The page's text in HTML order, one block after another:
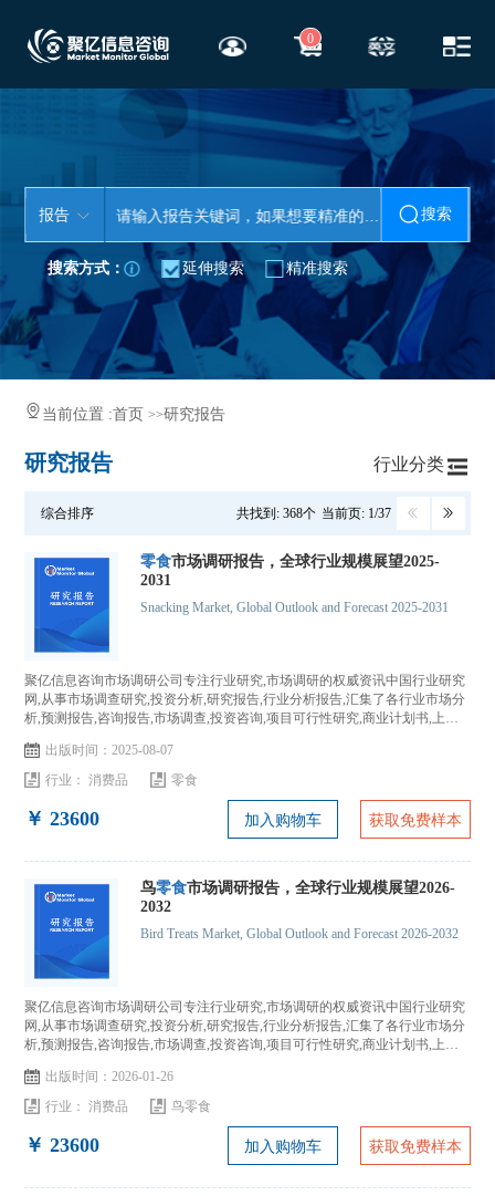
0
报告 搜索
搜索方式： 延伸搜索 精准搜索
当前位置 :首页>>研究报告
研究报告 行业分类
综合排序 共找到: 368个 当前页: 1/37
零食市场调研报告，全球行业规模展望2025-
2031
Snacking Market, Global Outlook and Forecast 2025-2031
聚亿信息咨询市场调研公司专注行业研究,市场调研的权威资讯中国行业研究
网,从事市场调查研究,投资分析,研究报告,行业分析报告,汇集了各行业市场分
析,预测报告,咨询报告,市场调查,投资咨询,项目可行性研究,商业计划书,上市
出版时间：2025-08-07
行业：消费品 零食
￥ 23600 加入购物车 获取免费样本
鸟零食市场调研报告，全球行业规模展望2026-
2032
Bird Treats Market, Global Outlook and Forecast 2026-2032
聚亿信息咨询市场调研公司专注行业研究,市场调研的权威资讯中国行业研究
网,从事市场调查研究,投资分析,研究报告,行业分析报告,汇集了各行业市场分
析,预测报告,咨询报告,市场调查,投资咨询,项目可行性研究,商业计划书,上市
出版时间：2026-01-26
行业：消费品 鸟零食
￥ 23600 加入购物车 获取免费样本